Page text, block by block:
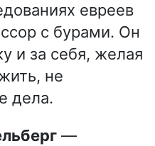
евреев
с бурами. Он
и за себя, желая
не
дела.
—